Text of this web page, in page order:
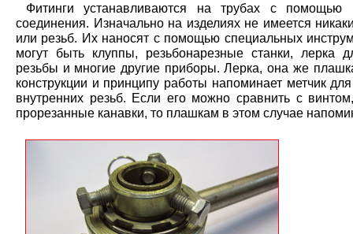
Фитинги устанавливаются на трубах с помощью
соединения. Изначально на изделиях не имеется
или резьб. Их наносят с помощью специальных
могут быть клуппы, резьбонарезные станки, лерка
резьбы и многие другие приборы. Лерка, она же
конструкции и принципу работы напоминает метчик
внутренних резьб. Если его можно сравнить с
прорезанные канавки, то плашкам в этом случае